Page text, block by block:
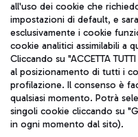
Pizza
Autobus
Scopri le linee di autobus
Leonardo Da Vinci.
Ristoranti
Aeroporti di Roma S.p.A. -
coordinamento di Mundys
Codice fiscale e Registro
IVA 06572251004
Capitale sociale
Sede legale: Via Pier Paolo
telefono +39 06 65951
all'uso dei cookie che
impostazioni di default, e
esclusivamente i cookie
cookie analitici assimilabili a
Cliccando su "ACCETTA
al posizionamento di tutti i
profilazione. Il consenso è
qualsiasi momento. Potrà
singoli cookie cliccando su
in ogni momento dal sito).